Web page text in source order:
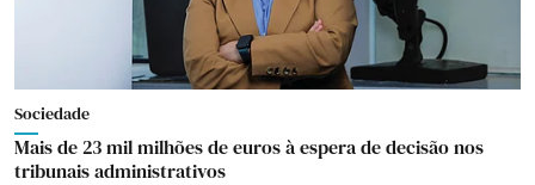
Sociedade
Mais de 23 mil milhões de euros à espera de decisão nos
tribunais administrativos